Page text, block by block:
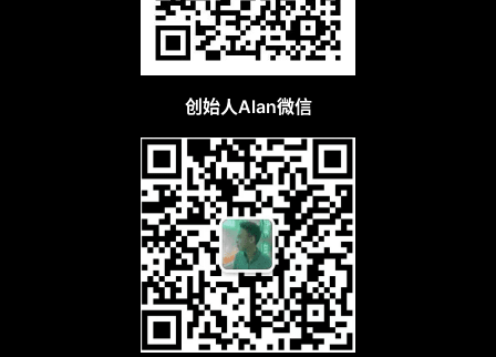
创始人Alan微信